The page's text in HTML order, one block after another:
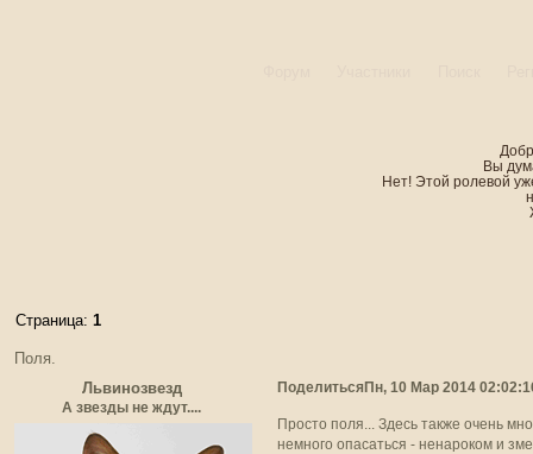
Вы
Нет! Этой ролевой
Поля.
Страница: 1
ПоделитьсяПн, 10 Мар 2014
Львинозвезд
А звезды не ждут....
Просто поля... Здесь также очень
немного опасаться - ненароком и